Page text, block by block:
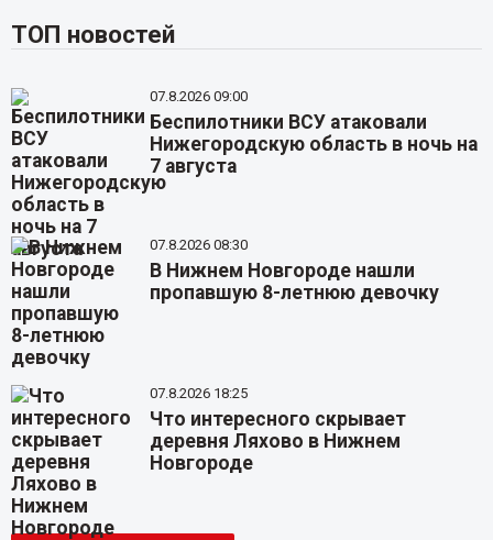
ТОП новостей
07.8.2026 09:00
Беспилотники ВСУ атаковали
Нижегородскую область в ночь на
7 августа
07.8.2026 08:30
В Нижнем Новгороде нашли
пропавшую 8-летнюю девочку
07.8.2026 18:25
Что интересного скрывает
деревня Ляхово в Нижнем
Новгороде